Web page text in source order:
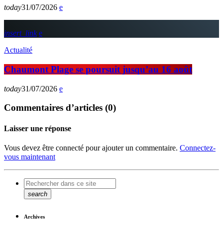
today31/07/2026
insert_link
Actualité
Chaumont Plage se poursuit jusqu’au 16 août
today31/07/2026
Commentaires d’articles (0)
Laisser une réponse
Vous devez être connecté pour ajouter un commentaire. Connectez-
vous maintenant
search
Archives